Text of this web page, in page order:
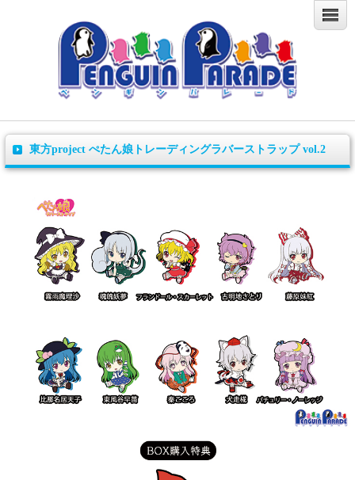
東方project ぺたん娘トレーディングラバーストラップ vol.2